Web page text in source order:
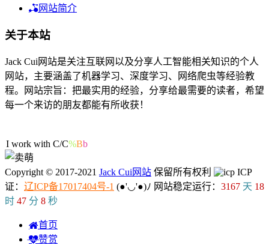
网站简介
关于本站
Jack Cui网站是关注互联网以及分享人工智能相关知识的个人
网站，主要涵盖了机器学习、深度学习、网络爬虫等经验教
程。网站宗旨：把最实用的经验，分享给最需要的读者，希望
每一个来访的朋友都能有所收获！
I work with d)?gv
Copyright © 2017-2021 Jack Cui网站 保留所有权利
ICP
证： 辽ICP备17017404号-1 (●'◡'●)ﾉ 网站稳定运行： 3167 天 18
时 47 分 8 秒
首页
赞赏